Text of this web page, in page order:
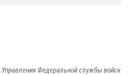
Федеральной службы войск